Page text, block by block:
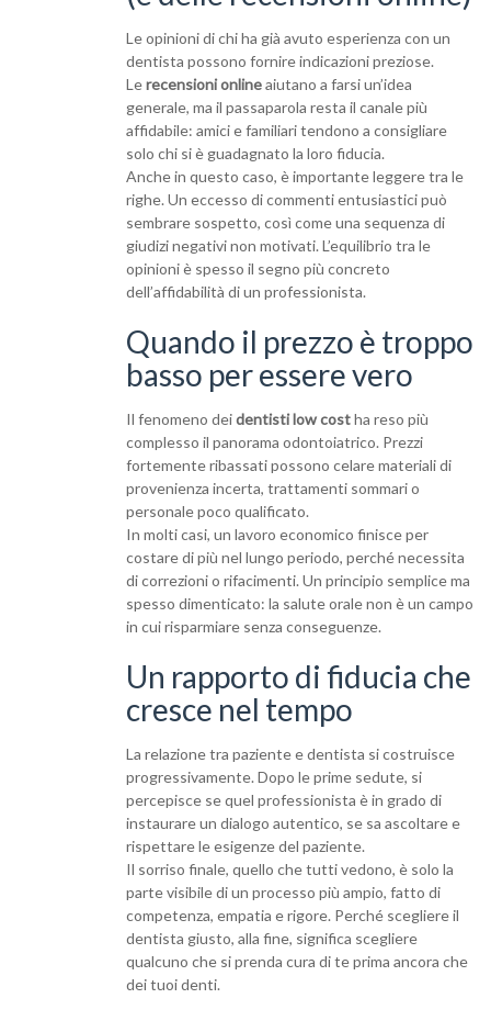
Le opinioni di chi ha già avuto esperienza con un
dentista possono fornire indicazioni preziose.
Lerecensioni onlineaiutano a farsi un’idea
generale, ma il passaparola resta il canale più
affidabile: amici e familiari tendono a consigliare
solo chi si è guadagnato la loro fiducia.
Anche in questo caso, è importante leggere tra le
righe. Un eccesso di commenti entusiastici può
sembrare sospetto, così come una sequenza di
giudizi negativi non motivati. L’equilibrio tra le
opinioni è spesso il segno più concreto
dell’affidabilità di un professionista.
Quando il prezzo è troppo
basso per essere vero
Il fenomeno deidentisti low costha reso più
complesso il panorama odontoiatrico. Prezzi
fortemente ribassati possono celare materiali di
provenienza incerta, trattamenti sommari o
personale poco qualificato.
In molti casi, un lavoro economico finisce per
costare di più nel lungo periodo, perché necessita
di correzioni o rifacimenti. Un principio semplice ma
spesso dimenticato: la salute orale non è un campo
in cui risparmiare senza conseguenze.
Un rapporto di fiducia che
cresce nel tempo
La relazione tra paziente e dentista si costruisce
progressivamente. Dopo le prime sedute, si
percepisce se quel professionista è in grado di
instaurare un dialogo autentico, se sa ascoltare e
rispettare le esigenze del paziente.
Il sorriso finale, quello che tutti vedono, è solo la
parte visibile di un processo più ampio, fatto di
competenza, empatia e rigore. Perché scegliere il
dentista giusto, alla fine, significa scegliere
qualcuno che si prenda cura di te prima ancora che
dei tuoi denti.